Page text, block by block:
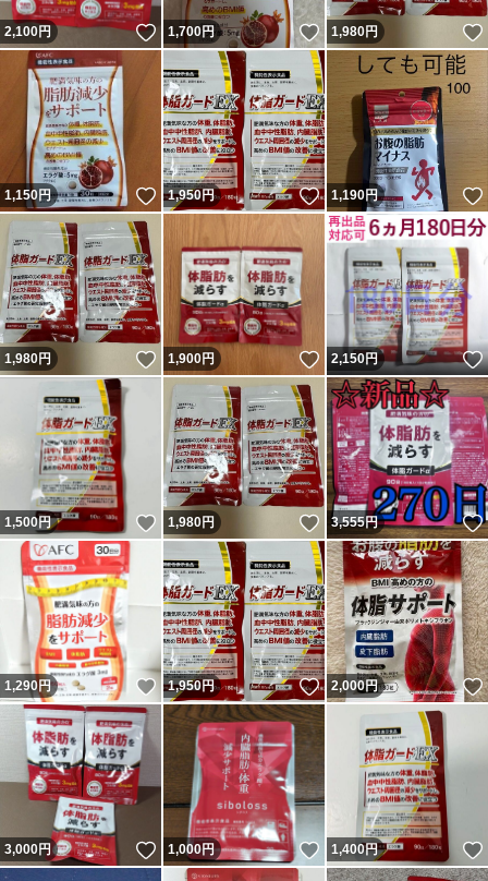
2,100円 いいね！
1,700円 いいね！
1,980円
1,150円 いいね！
1,950円 いいね！
1,190円
1,980円 いいね！
1,900円 いいね！
2,150円
1,500円 いいね！
1,980円 いいね！
3,555円
1,290円 いいね！
1,950円 いいね！
2,000円
3,000円 いいね！
1,000円 いいね！
1,400円